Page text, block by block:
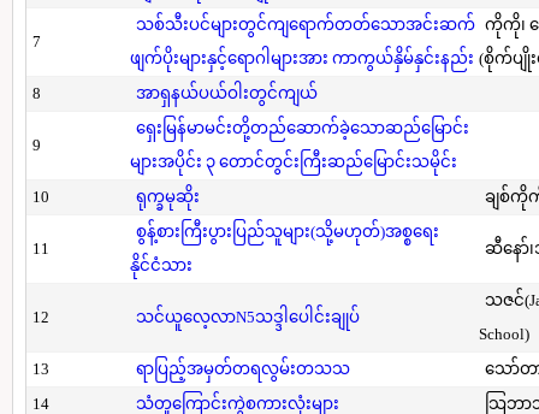
7
သစ်သီးပင်များတွင်ကျရောက်တတ်သောအင်းဆက်
ဖျက်ပိုးများနှင့်ရောဂါများအား ကာကွယ်နှိမ်နှင်းနည်း
ကိုကို၊
(စိုက်ပျိုး
8
အာရှနယ်ပယ်ဝါးတွင်ကျယ်
9
ရှေးမြန်မာမင်းတို့တည်ဆောက်ခဲ့သောဆည်မြောင်း
များအပိုင်း ၃ တောင်တွင်းကြီးဆည်မြောင်းသမိုင်း
10
ရုက္ခမုဆိုး ချစ်ကို
11
စွန့်စားကြီးပွားပြည်သူများ(သို့မဟုတ်)အစ္စရေး
နိုင်ငံသား
ဆီနော်၊
12 သင်ယူလေ့လာN5သဒ္ဒါပေါင်းချုပ်
သဇင်
School)
13
ရာပြည့်အမှတ်တရလွမ်းတသသ
သော်တ
14
သံတူကြောင်းကွဲစကားလုံးများ
သြဘာ